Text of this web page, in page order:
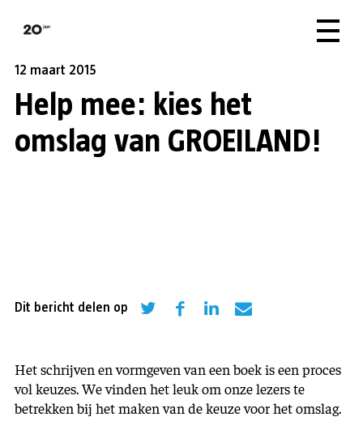
12 maart 2015
Help mee: kies het
omslag van GROEILAND!
Dit bericht delen op
Het schrijven en vormgeven van een boek is een proces
vol keuzes. We vinden het leuk om onze lezers te
betrekken bij het maken van de keuze voor het omslag.